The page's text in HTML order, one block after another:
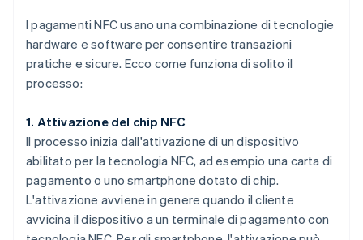
I pagamenti NFC usano una combinazione di tecnologie
hardware e software per consentire transazioni
pratiche e sicure. Ecco come funziona di solito il
processo:
1. Attivazione del chip NFC
Il processo inizia dall'attivazione di un dispositivo
abilitato per la tecnologia NFC, ad esempio una carta di
pagamento o uno smartphone dotato di chip.
L'attivazione avviene in genere quando il cliente
avvicina il dispositivo a un terminale di pagamento con